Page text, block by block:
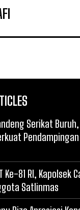
Serikat
Ke-81 RI, Kapolsek
Satlinmas